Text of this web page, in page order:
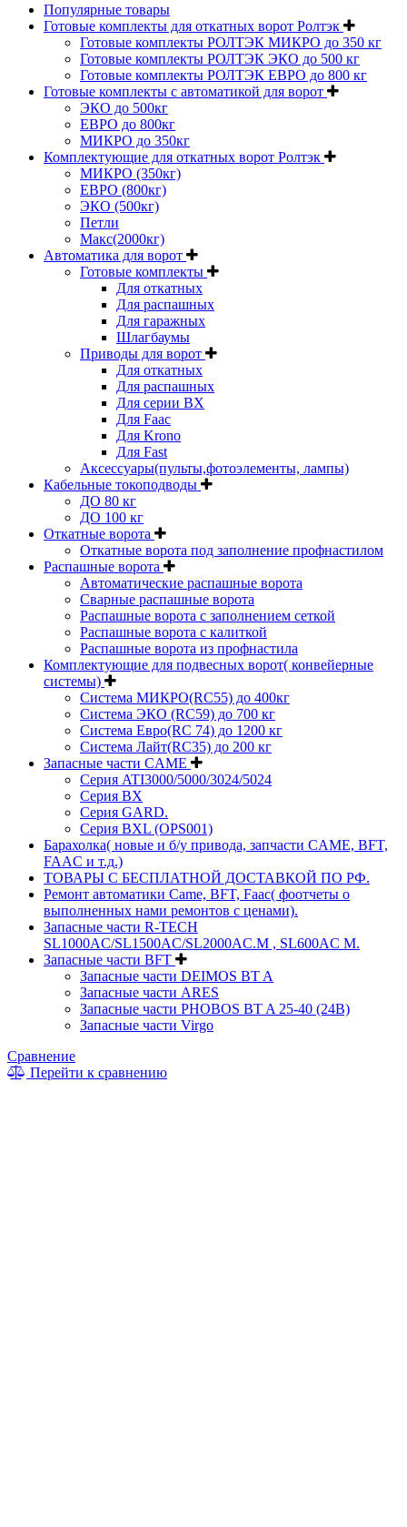
Популярные товары
Готовые комплекты для откатных ворот Ролтэк
Готовые комплекты РОЛТЭК МИКРО до 350 кг
Готовые комплекты РОЛТЭК ЭКО до 500 кг
Готовые комплекты РОЛТЭК ЕВРО до 800 кг
Готовые комплекты с автоматикой для ворот
ЭКО до 500кг
ЕВРО до 800кг
МИКРО до 350кг
Комплектующие для откатных ворот Ролтэк
МИКРО (350кг)
ЕВРО (800кг)
ЭКО (500кг)
Петли
Макс(2000кг)
Автоматика для ворот
Готовые комплекты
Для откатных
Для распашных
Для гаражных
Шлагбаумы
Приводы для ворот
Для откатных
Для распашных
Для серии BX
Для Faac
Для Krono
Для Fast
Аксессуары(пульты,фотоэлементы, лампы)
Кабельные токоподводы
ДО 80 кг
ДО 100 кг
Откатные ворота
Откатные ворота под заполнение профнастилом
Распашные ворота
Автоматические распашные ворота
Сварные распашные ворота
Распашные ворота с заполнением сеткой
Распашные ворота с калиткой
Распашные ворота из профнастила
Комплектующие для подвесных ворот( конвейерные
системы)
Система МИКРО(RC55) до 400кг
Система ЭКО (RC59) до 700 кг
Система Евро(RC 74) до 1200 кг
Система Лайт(RC35) до 200 кг
Запасные части CAME
Серия ATI3000/5000/3024/5024
Серия BX
Серия GARD.
Серия BXL (OPS001)
Барахолка( новые и б/у привода, запчасти CAME, BFT,
FAAC и т.д.)
ТОВАРЫ С БЕСПЛАТНОЙ ДОСТАВКОЙ ПО РФ.
Ремонт автоматики Came, BFT, Faac( фоотчеты о
выполненных нами ремонтов с ценами).
Запасные части R-TECH
SL1000AC/SL1500AC/SL2000AC.M , SL600AC M.
Запасные части BFT
Запасные части DEIMOS BT A
Запасные части ARES
Запасные части PHOBOS BT A 25-40 (24B)
Запасные части Virgo
Сравнение
Перейти к сравнению